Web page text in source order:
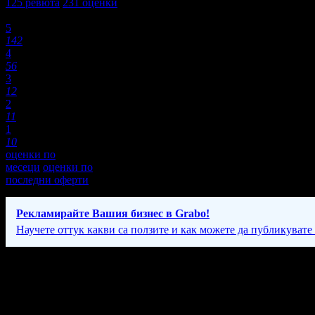
125 ревюта 231 оценки
5
142
4
56
3
12
2
11
1
10
оценки по
месеци оценки по
последни оферти
Рекламирайте Вашия бизнес в Grabo!
Научете оттук какви са ползите и как можете да публикувате